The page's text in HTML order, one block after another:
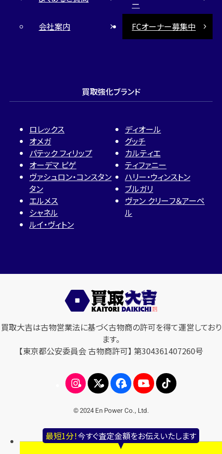
最短1分！今すぐ査定金額をお伝えいたします
ー
会社案内
FCオーナー募集中
買取強化ブランド
ロレックス
オメガ
パテック フィリップ
オーデマ ピゲ
ヴァシュロン・コンスタン
タン
エルメス
シャネル
ルイ・ヴィトン
ディオール
グッチ
カルティエ
ティファニー
ハリー・ウィンストン
ブルガリ
ヴァン クリーフ＆アーペ
ル
買取大吉は古物営業法に基づく古物商の許可を得て運営しており
ます。
【東京都公安委員会 古物商許可】 第304361407260号
© 2024 En Power Co., Ltd.